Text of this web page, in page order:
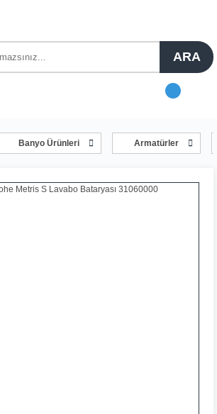
ARA
Banyo Ürünleri Armatürler